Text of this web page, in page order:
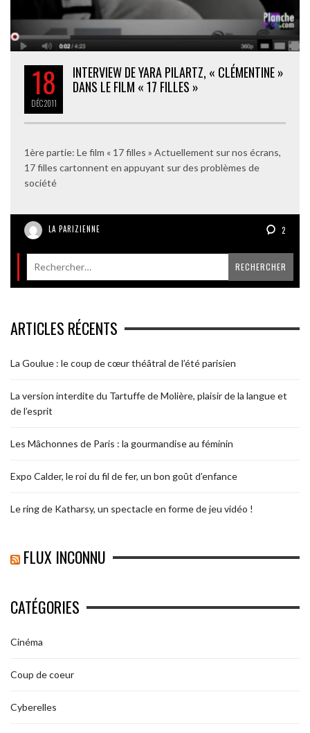
18
DÉC2011
INTERVIEW DE YARA PILARTZ, « CLÉMENTINE »
DANS LE FILM « 17 FILLES »
1ère partie: Le film « 17 filles » Actuellement sur nos écrans,
17 filles cartonnent en appuyant sur des problèmes de
société
LA PARIZIENNE 2
ARTICLES RÉCENTS
La Goulue : le coup de cœur théâtral de l’été parisien
La version interdite du Tartuffe de Molière, plaisir de la langue et
de l’esprit
Les Mâchonnes de Paris : la gourmandise au féminin
Expo Calder, le roi du fil de fer, un bon goût d’enfance
Le ring de Katharsy, un spectacle en forme de jeu vidéo !
FLUX INCONNU
CATÉGORIES
Cinéma
Coup de coeur
Cyberelles